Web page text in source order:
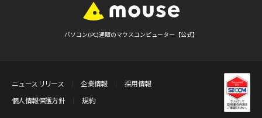
パソコン(PC)通販のマウスコンピューター【公式】
ニュースリリース 企業情報
採用情報
個人情報保護方針
規約